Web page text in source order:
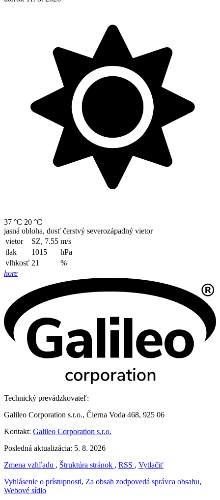
37 °C 20 °C
jasná obloha, dosť čerstvý severozápadný vietor
vietor
SZ, 7.55 m/s
tlak
1015
hPa
vlhkosť 21
%
hore
Technický prevádzkovateľ:
Galileo Corporation s.r.o., Čierna Voda 468, 925 06
Kontakt: Galileo Corporation s.r.o.
Posledná aktualizácia: 5. 8. 2026
Zmena vzhľadu , Štruktúra stránok , RSS , Vytlačiť
Vyhlásenie o prístupnosti, Za obsah zodpovedá správca obsahu,
Webové sídlo